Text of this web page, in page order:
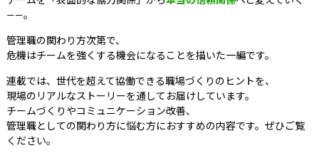
——。
管理職の関わり方次第で、
危機はチームを強くする機会になることを描いた一編です。
連載では、世代を超えて協働できる職場づくりのヒントを、
現場のリアルなストーリーを通してお届けしています。
チームづくりやコミュニケーション改善、
管理職としての関わり方に悩む方におすすめの内容です。ぜひご覧
ください。